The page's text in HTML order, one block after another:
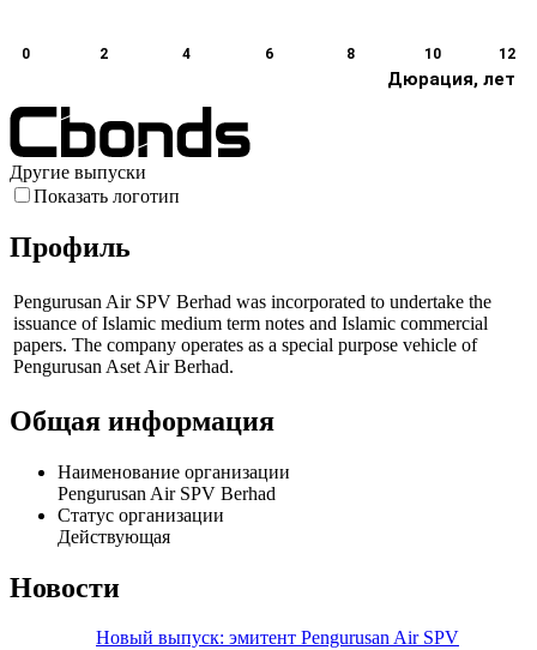
Дюрация, лет
0 2 4 6 8 10 12
Другие выпуски
Показать логотип
Профиль
Pengurusan Air SPV Berhad was incorporated to undertake the
issuance of Islamic medium term notes and Islamic commercial
papers. The company operates as a special purpose vehicle of
Pengurusan Aset Air Berhad.
Общая информация
Наименование организации
Pengurusan Air SPV Berhad
Статус организации
Действующая
Новости
Новый выпуск: эмитент Pengurusan Air SPV